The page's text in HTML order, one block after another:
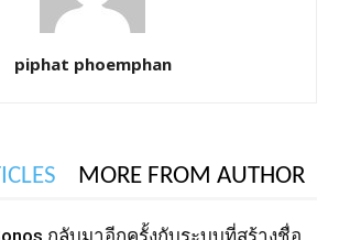
piphat phoemphan
MORE FROM AUTHOR
กลับมาอีกครั้งกับระบบที่สร้างชื่อ